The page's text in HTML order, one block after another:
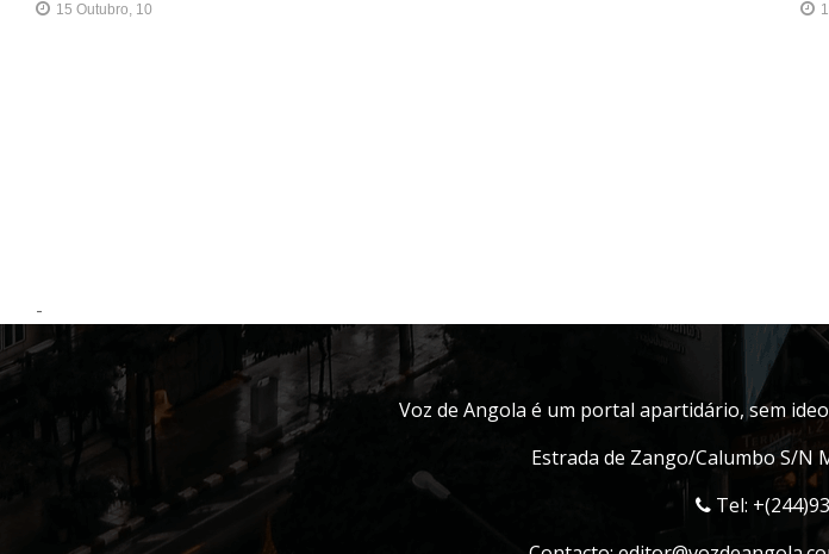
15 Outubro, 10
-
Voz de Angola é um portal apartidário, sem
Estrada de Zango/Calumbo S/N
Tel: